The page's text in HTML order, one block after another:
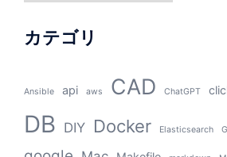
カテゴリ
Ansible api aws CAD ChatGPT
DB DIY Docker Elasticsearch